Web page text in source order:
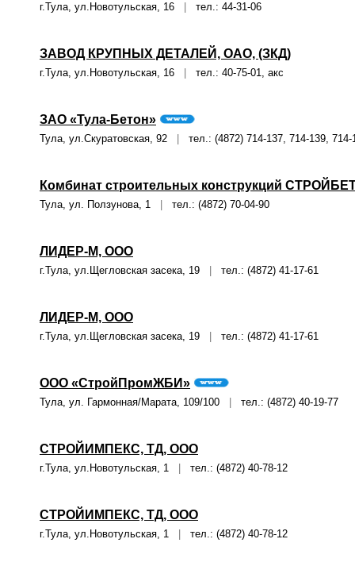
г.Тула, ул.Новотульская, 16 тел.: 44-31-06
ЗАВОД КРУПНЫХ ДЕТАЛЕЙ, ОАО, (ЗКД)
г.Тула, ул.Новотульская, 16 тел.: 40-75-01, акс
ЗАО «Тула-Бетон»
Тула, ул.Скуратовская, 92 тел.: (4872) 714-137, 714-139, 714-
Комбинат строительных конструкций
Тула, ул. Ползунова, 1 тел.: (4872) 70-04-90
ЛИДЕР-М, ООО
г.Тула, ул.Щегловская засека, 19 тел.: (4872) 41-17-61
ЛИДЕР-М, ООО
г.Тула, ул.Щегловская засека, 19 тел.: (4872) 41-17-61
ООО «СтройПромЖБИ»
Тула, ул. Гармонная/Марата, 109/100 тел.: (4872) 40-19-77
СТРОЙИМПЕКС, ТД, ООО
г.Тула, ул.Новотульская, 1 тел.: (4872) 40-78-12
СТРОЙИМПЕКС, ТД, ООО
г.Тула, ул.Новотульская, 1 тел.: (4872) 40-78-12